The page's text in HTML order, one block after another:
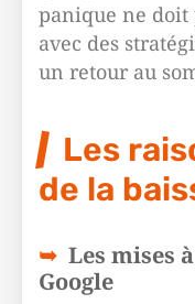
panique ne doit
avec des
un retour au
Les
de la
Les mises
Google